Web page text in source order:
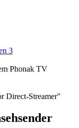
3
Phonak TV
Direct-Streamer"